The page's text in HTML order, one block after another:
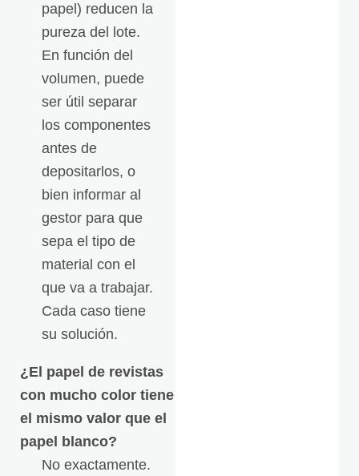
papel) reducen la
pureza del lote.
En función del
volumen, puede
ser útil separar
los componentes
antes de
depositarlos, o
bien informar al
gestor para que
sepa el tipo de
material con el
que va a trabajar.
Cada caso tiene
su solución.
¿El papel de revistas
con mucho color tiene
el mismo valor que el
papel blanco?
No exactamente.